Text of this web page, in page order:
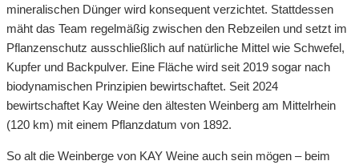
mineralischen Dünger wird konsequent verzichtet. Stattdessen
mäht das Team regelmäßig zwischen den Rebzeilen und setzt im
Pflanzenschutz ausschließlich auf natürliche Mittel wie Schwefel,
Kupfer und Backpulver. Eine Fläche wird seit 2019 sogar nach
biodynamischen Prinzipien bewirtschaftet. Seit 2024
bewirtschaftet Kay Weine den ältesten Weinberg am Mittelrhein
(120 km) mit einem Pflanzdatum von 1892.
So alt die Weinberge von KAY Weine auch sein mögen – beim